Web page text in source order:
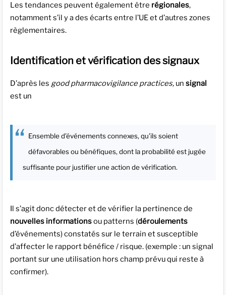
Les tendances peuvent également être régionales,
notamment s’il y a des écarts entre l’UE et d’autres zones
règlementaires.
Identification et vérification des signaux
D’après les good pharmacovigilance practices, un signal
est un
Ensemble d’événements connexes, qu’ils soient
défavorables ou bénéfiques, dont la probabilité est jugée
suffisante pour justifier une action de vérification.
Il s’agit donc détecter et de vérifier la pertinence de
nouvelles informationsou patterns (déroulements
d’événements) constatés sur le terrain et susceptible
d’affecter le rapport bénéfice / risque. (exemple : un signal
portant sur une utilisation hors champ prévu qui reste à
confirmer).